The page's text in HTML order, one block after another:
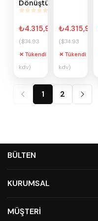
Dönüştürücü
₺4.315,97
($74.93
+
kdv)
Tükendi
₺4.315,97
($74.93
+
kdv)
Tükendi
1 2
BÜLTEN
KURUMSAL
MÜŞTERİ